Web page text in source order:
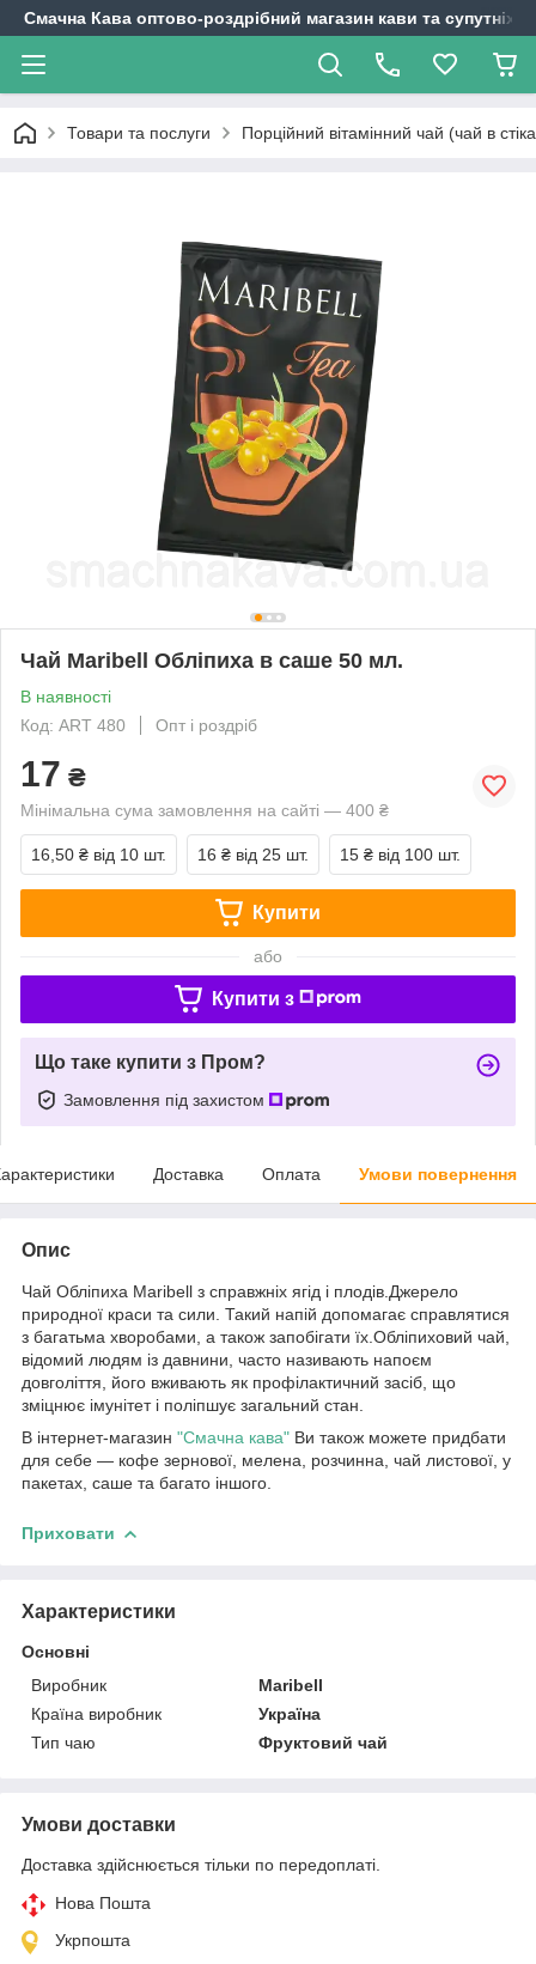
Смачна Кава оптово-роздрібний магазин кави та супутніх
Товари та послуги Порційний вітамінний чай (чай в
Чай Maribell Обліпиха в саше 50 мл.
В наявності
Код: ART 480
Опт і роздріб
17 ₴
Мінімальна сума замовлення на сайті — 400 ₴
16,50 ₴ від 10 шт. 16 ₴ від 25 шт. 15 ₴ від 100 шт.
Купити
або
Купити з
Що таке купити з Пром?
Замовлення під захистом
Доставка Оплата Умови повернення
Опис
Чай Обліпиха Maribell з справжніх ягід і плодів.Джерело
природної краси та сили. Такий напій допомагає справлятися
з багатьма хворобами, а також запобігати їх.Обліпиховий чай,
відомий людям із давнини, часто називають напоєм
довголіття, його вживають як профілактичний засіб, що
зміцнює імунітет і поліпшує загальний стан.
В інтернет-магазин "Смачна кава" Ви також можете придбати
для себе — кофе зернової, мелена, розчинна, чай листової, у
пакетах, саше та багато іншого.
Приховати
Характеристики
Основні
Виробник
Maribell
Країна виробник
Україна
Тип чаю
Фруктовий чай
Умови доставки
Доставка здійснюється тільки по передоплаті.
Нова Пошта
Укрпошта